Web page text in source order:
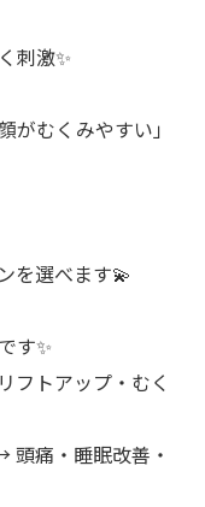
刺激✨
がむくみやすい」
を選べます💫
す✨
フトアップ・むく
頭痛・睡眠改善・